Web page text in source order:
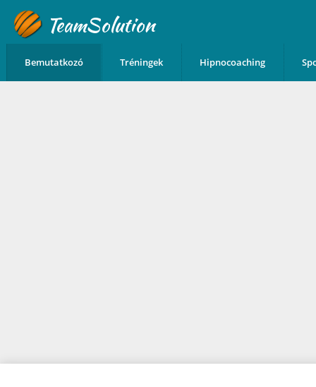
TeamSolution
Bemutatkozó Tréningek Hipnocoaching